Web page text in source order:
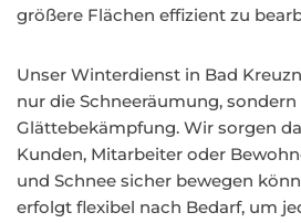
größere Flächen effizient zu
Unser Winterdienst in Bad
nur die Schneeräumung,
Glättebekämpfung. Wir sorgen
Kunden, Mitarbeiter oder
und Schnee sicher bewegen
erfolgt flexibel nach Bedarf, um